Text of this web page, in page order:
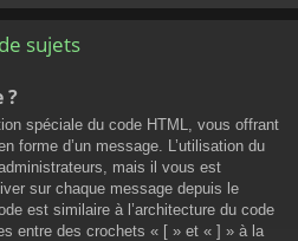
sujets
?
spéciale du code HTML, vous offrant
forme d’un message. L’utilisation du
mais il vous est
sur chaque message depuis le
est similaire à l’architecture du code
entre des crochets « [ » et « ] » à la